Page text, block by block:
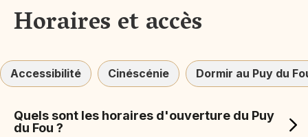
Horaires et accès
Accessibilité Cinéscénie Dormir au Puy du
Quels sont les horaires d'ouverture du Puy
du Fou ?